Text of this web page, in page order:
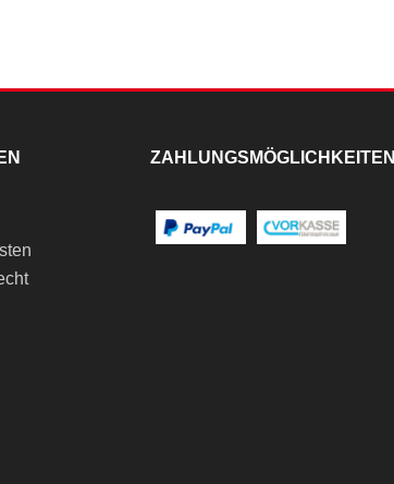
ZAHLUNGSMÖGLICHKEITEN